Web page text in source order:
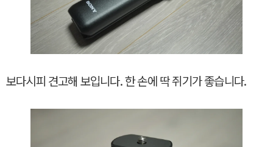
보다시피 견고해 보입니다. 한 손에 딱 쥐기가 좋습니다.